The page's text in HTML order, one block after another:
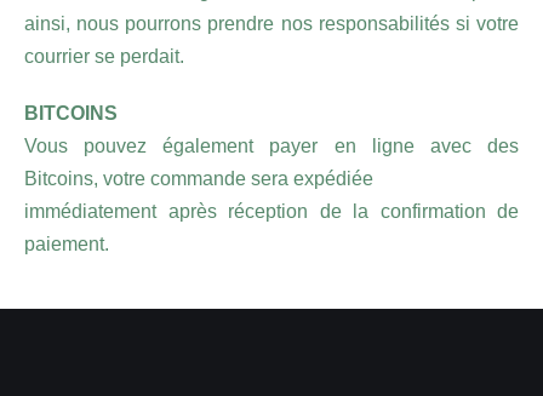
ainsi, nous pourrons prendre nos responsabilités si votre
courrier se perdait.
BITCOINS
Vous pouvez également payer en ligne avec des
Bitcoins, votre commande sera expédiée
immédiatement après réception de la confirmation de
paiement.